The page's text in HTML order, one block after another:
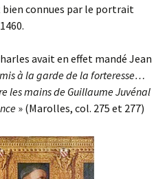
connues par le portrait
avait en effet mandé Jean
à la garde de la forteresse…
les mains de Guillaume Juvénal
» (Marolles, col. 275 et 277)